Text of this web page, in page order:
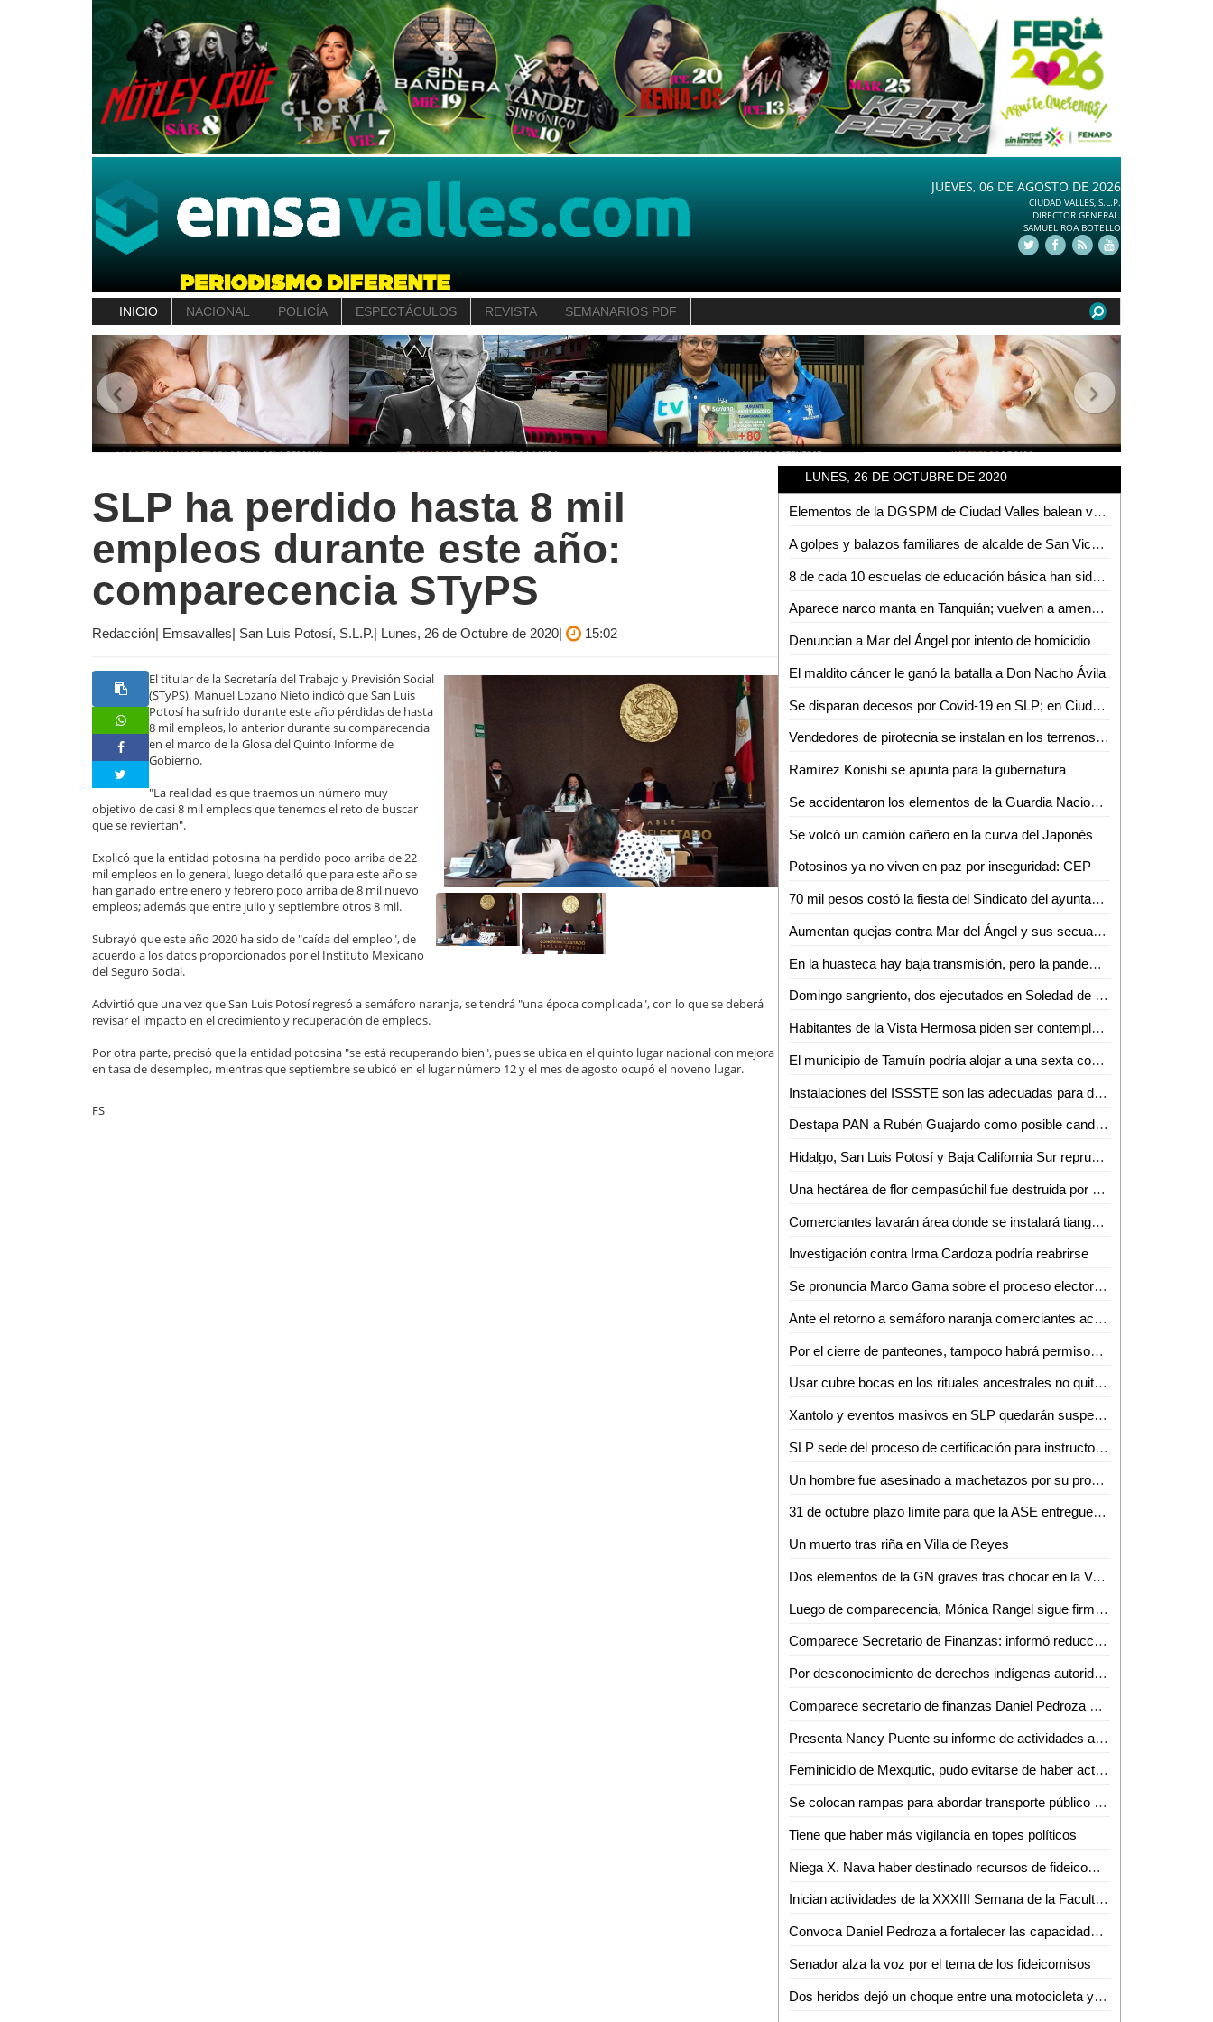
JUEVES, 06 DE AGOSTO DE 2026
CIUDAD VALLES, S.L.P.
DIRECTOR GENERAL.
SAMUEL ROA BOTELLO
INICIO NACIONAL POLICÍA ESPECTÁCULOS REVISTA SEMANARIOS PDF
SLP ha perdido hasta 8 mil
empleos durante este año:
comparecencia STyPS
Redacción| Emsavalles| San Luis Potosí, S.L.P.| Lunes, 26 de Octubre de 2020| 15:02
El titular de la Secretaría del Trabajo y Previsión Social
(STyPS), Manuel Lozano Nieto indicó que San Luis
Potosí ha sufrido durante este año pérdidas de hasta
8 mil empleos, lo anterior durante su comparecencia
en el marco de la Glosa del Quinto Informe de
Gobierno.
"La realidad es que traemos un número muy
objetivo de casi 8 mil empleos que tenemos el reto de buscar
que se reviertan".
Explicó que la entidad potosina ha perdido poco arriba de 22
mil empleos en lo general, luego detalló que para este año se
han ganado entre enero y febrero poco arriba de 8 mil nuevo
empleos; además que entre julio y septiembre otros 8 mil.
Subrayó que este año 2020 ha sido de "caída del empleo", de
acuerdo a los datos proporcionados por el Instituto Mexicano
del Seguro Social.
Advirtió que una vez que San Luis Potosí regresó a semáforo naranja, se tendrá "una época complicada", con lo que se deberá
revisar el impacto en el crecimiento y recuperación de empleos.
Por otra parte, precisó que la entidad potosina "se está recuperando bien", pues se ubica en el quinto lugar nacional con mejora
en tasa de desempleo, mientras que septiembre se ubicó en el lugar número 12 y el mes de agosto ocupó el noveno lugar.
FS
LUNES, 26 DE OCTUBRE DE 2020
Elementos de la DGSPM de Ciudad Valles balean vehículo en la colonia Solidaridad
A golpes y balazos familiares de alcalde de San Vicente, amedrentan a sujeto que se manifestaba
8 de cada 10 escuelas de educación básica han sido mejoradas durante la actual administración: Joel Ramírez
Aparece narco manta en Tanquián; vuelven a amenazar a la familia Soni, entre otros
Denuncian a Mar del Ángel por intento de homicidio
El maldito cáncer le ganó la batalla a Don Nacho Ávila
Se disparan decesos por Covid-19 en SLP; en Ciudad Valles se triplican los contagios
Vendedores de pirotecnia se instalan en los terrenos de Ciro Purata
Ramírez Konishi se apunta para la gubernatura
Se accidentaron los elementos de la Guardia Nacional; 5 heridos
Se volcó un camión cañero en la curva del Japonés
Potosinos ya no viven en paz por inseguridad: CEP
70 mil pesos costó la fiesta del Sindicato del ayuntamiento de Ciudad Valles
Aumentan quejas contra Mar del Ángel y sus secuaces
En la huasteca hay baja transmisión, pero la pandemia es asincrónica y asimétrica: Luztow
Domingo sangriento, dos ejecutados en Soledad de Graciano Sánchez
Habitantes de la Vista Hermosa piden ser contemplados por la DAPAS en tomas de drenaje
El municipio de Tamuín podría alojar a una sexta comandancia militar
Instalaciones del ISSSTE son las adecuadas para desarrollar un buen trabajo
Destapa PAN a Rubén Guajardo como posible candidato a la alcaldía capitalina
Hidalgo, San Luis Potosí y Baja California Sur reprueban en reinserción social
Una hectárea de flor cempasúchil fue destruida por evento de los razers en la zona tének
Comerciantes lavarán área donde se instalará tianguis de día de muertos
Investigación contra Irma Cardoza podría reabrirse
Se pronuncia Marco Gama sobre el proceso electoral rumbo al 2021
Ante el retorno a semáforo naranja comerciantes acatarán medidas de sanidad
Por el cierre de panteones, tampoco habrá permisos para el comercio informal
Usar cubre bocas en los rituales ancestrales no quitará las tradiciones en la zona tének: Doroteo Hernández
Xantolo y eventos masivos en SLP quedarán suspendidos
SLP sede del proceso de certificación para instructor-evaluador en competencias básicas de la función policial
Un hombre fue asesinado a machetazos por su propio hermano en Ébano
31 de octubre plazo límite para que la ASE entregue informes de los 114 entes auditables
Un muerto tras riña en Villa de Reyes
Dos elementos de la GN graves tras chocar en la Valles-El Naranjo
Luego de comparecencia, Mónica Rangel sigue firme en los SSA de SLP: J. Manuel Carreras
Comparece Secretario de Finanzas: informó reducción de la deuda bancaria
Por desconocimiento de derechos indígenas autoridades permiten eventos en la zona tének
Comparece secretario de finanzas Daniel Pedroza ante diputados de la comisión de desarrollo económico
Presenta Nancy Puente su informe de actividades al frente del DIF municipal
Feminicidio de Mexqutic, pudo evitarse de haber actuado la FGE de SLP a tiempo: Marité Hernández
Se colocan rampas para abordar transporte público en Ciclovía Carranza
Tiene que haber más vigilancia en topes políticos
Niega X. Nava haber destinado recursos de fideicomisos federales para abatir la pandemia en la capital
Inician actividades de la XXXIII Semana de la Facultad de Ciencias Químicas de la UASLP
Convoca Daniel Pedroza a fortalecer las capacidades institucionales y financieras para hacer frente a los desafíos presupuestales
Senador alza la voz por el tema de los fideicomisos
Dos heridos dejó un choque entre una motocicleta y un triciclo